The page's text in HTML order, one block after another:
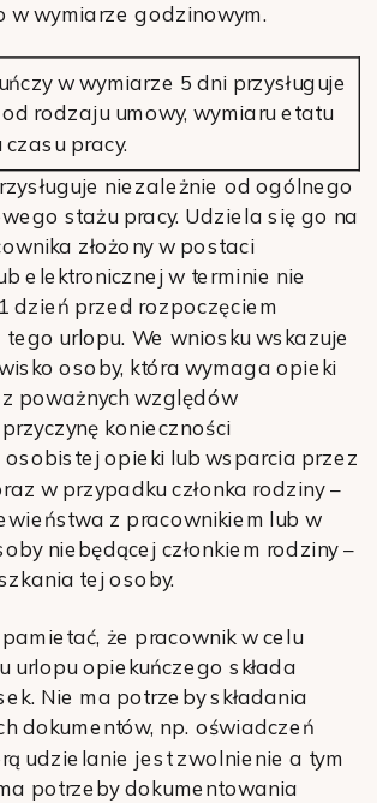
w wymiarze godzinowym.
w wymiarze 5 dni przysługuje
rodzaju umowy, wymiaru etatu
pracy.
niezależnie od ogólnego
stażu pracy. Udziela się go na
złożony w postaci
elektronicznej w terminie nie
dzień przed rozpoczęciem
tego urlopu. We wniosku wskazuje
osoby, która wymaga opieki
poważnych względów
konieczności
opieki lub wsparcia przez
w przypadku członka rodziny –
z pracownikiem lub w
niebędącej członkiem rodziny –
tej osoby.
że pracownik w celu
urlopu opiekuńczego składa
Nie ma potrzeby składania
dokumentów, np. oświadczeń
udzielanie jest zwolnienie a tym
potrzeby dokumentowania